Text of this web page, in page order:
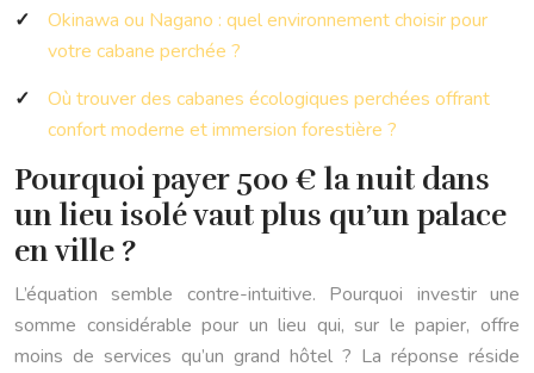
Okinawa ou Nagano : quel environnement choisir pour
votre cabane perchée ?
Où trouver des cabanes écologiques perchées offrant
confort moderne et immersion forestière ?
Pourquoi payer 500 € la nuit dans
un lieu isolé vaut plus qu’un palace
en ville ?
L’équation semble contre-intuitive. Pourquoi investir une
somme considérable pour un lieu qui, sur le papier, offre
moins de services qu’un grand hôtel ? La réponse réside